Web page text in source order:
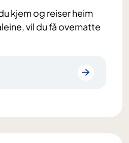
kjem og reiser heim
vil du få overnatte